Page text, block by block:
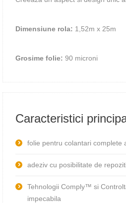
Dimensiune rola: 1,52m х 25m
Grosime folie: 90 microni
Caracteristici
folie pentru colantari complete
adeziv cu posibilitate de
Tehnologii Comply™ si
impecabila